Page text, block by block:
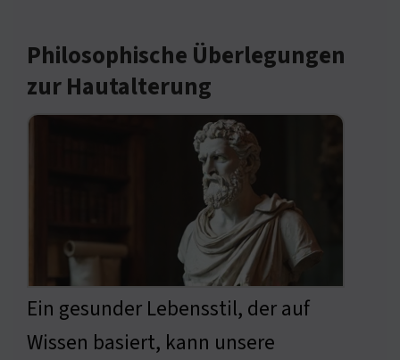
Philosophische Überlegungen
zur Hautalterung
Ein gesunder Lebensstil, der auf
Wissen basiert, kann unsere